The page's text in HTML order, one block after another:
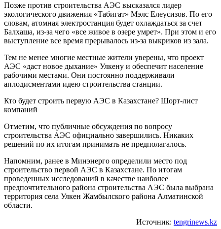
Позже против строительства АЭС высказался лидер
экологического движения «Табигат» Мэлс Елеусизов. По его
словам, атомная электростанция будет охлаждаться за счет
Балхаша, из-за чего «все живое в озере умрет». При этом и его
выступление все время прерывалось из-за выкриков из зала.
Тем не менее многие местные жители уверены, что проект
АЭС «даст новое дыхание» Улкену и обеспечит население
рабочими местами. Они постоянно поддерживали
аплодисментами идею строительства станции.
Кто будет строить первую АЭС в Казахстане? Шорт-лист
компаний
Отметим, что публичные обсуждения по вопросу
строительства АЭС официально завершились. Никаких
решений по их итогам принимать не предполагалось.
Напомним, ранее в Минэнерго определили место под
строительство первой АЭС в Казахстане. По итогам
проведенных исследований в качестве наиболее
предпочтительного района строительства АЭС была выбрана
территория села Улкен Жамбылского района Алматинской
области.
Источник: tengrinews.kz